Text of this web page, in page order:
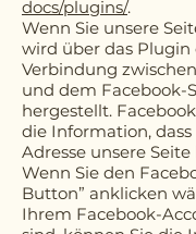
docs/plugins/.
Wenn Sie unsere
wird über das
Verbindung
und dem Facebook-
hergestellt.
die Information,
Adresse unsere
Wenn Sie den
Button” anklicken
Ihrem Facebook-